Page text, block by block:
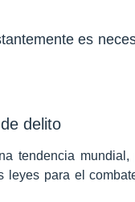
es
delito
tendencia mundial,
leyes para el